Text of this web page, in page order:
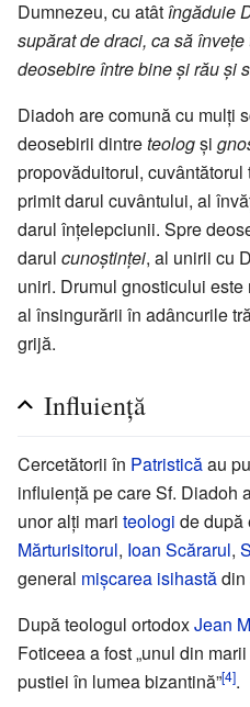
Dumnezeu, cu atâtîngăduie
supărat de draci, ca să
deosebire între bine și rău și
Diadoh are comună cu mulți
deosebirii dintreteologși
propovăduitorul,
primit darul cuvântului, al
darul înțelepciunii. Spre
darul cunoștinței, al unirii cu
uniri. Drumul gnosticului
al însingurării în adâncurile
grijă.
Influiență
Cercetătorii în Patristicăau
influiență pe care Sf. Diadoh
unor alți mari teologi de după
Mărturisitorul, Ioan Scărarul,
general mișcarea isihastădin
După teologul ortodoxJean
Foticeea a fost „unul din
pustiei în lumea bizantină”[4].